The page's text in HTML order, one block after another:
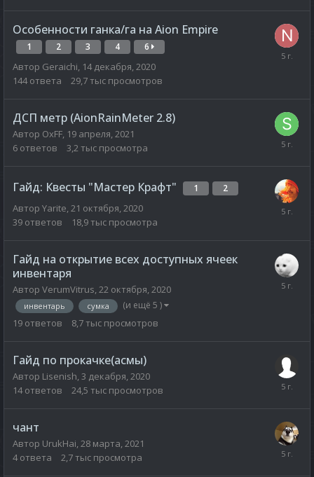
Особенности ганка/га на Aion Empire
1 2 3 4 6
Автор Geraichi, 14 декабря, 2020
144 ответа 29,7 тыс просмотров
ДСП метр (AionRainMeter 2.8)
Автор OxFF, 19 апреля, 2021
6 ответов 3,2 тыс просмотра
Гайд: Квесты "Мастер Крафт" 1 2
Автор Yarite,21 октября, 2020
39 ответов 18,9 тыс просмотра
Гайд на открытие всех доступных ячеек
инвентаря
Автор VerumVitrus,22 октября, 2020
инвентарь сумка (и ещё 5 )
19 ответов 8,7 тыс просмотров
Гайд по прокачке(асмы)
Автор Lisenish 3 декабря, 2020
14 ответов 24,5 тыс просмотров
чант
Автор UrukHai 28 марта, 2021
4 ответа 2,7 тыс просмотра